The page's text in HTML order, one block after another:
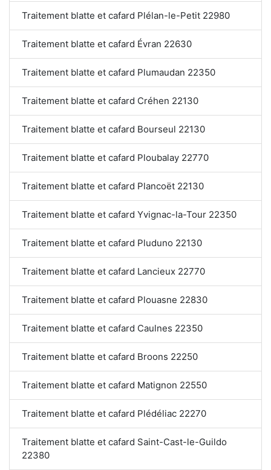
Traitement blatte et cafard Plélan-le-Petit 22980
Traitement blatte et cafard Évran 22630
Traitement blatte et cafard Plumaudan 22350
Traitement blatte et cafard Créhen 22130
Traitement blatte et cafard Bourseul 22130
Traitement blatte et cafard Ploubalay 22770
Traitement blatte et cafard Plancoët 22130
Traitement blatte et cafard Yvignac-la-Tour 22350
Traitement blatte et cafard Pluduno 22130
Traitement blatte et cafard Lancieux 22770
Traitement blatte et cafard Plouasne 22830
Traitement blatte et cafard Caulnes 22350
Traitement blatte et cafard Broons 22250
Traitement blatte et cafard Matignon 22550
Traitement blatte et cafard Plédéliac 22270
Traitement blatte et cafard Saint-Cast-le-Guildo
22380